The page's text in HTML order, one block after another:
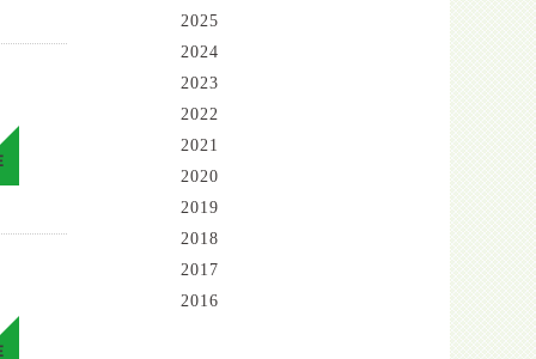
2025
2024
2023
2022
2021
2020
2019
2018
2017
2016